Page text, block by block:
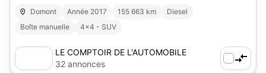
Domont Année 2017 155 663 km
Diesel
Boîte manuelle
4x4 - SUV
LE COMPTOIR DE L'AUTOMOBILE
32 annonces